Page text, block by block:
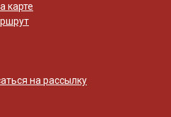
карте
на рассылку